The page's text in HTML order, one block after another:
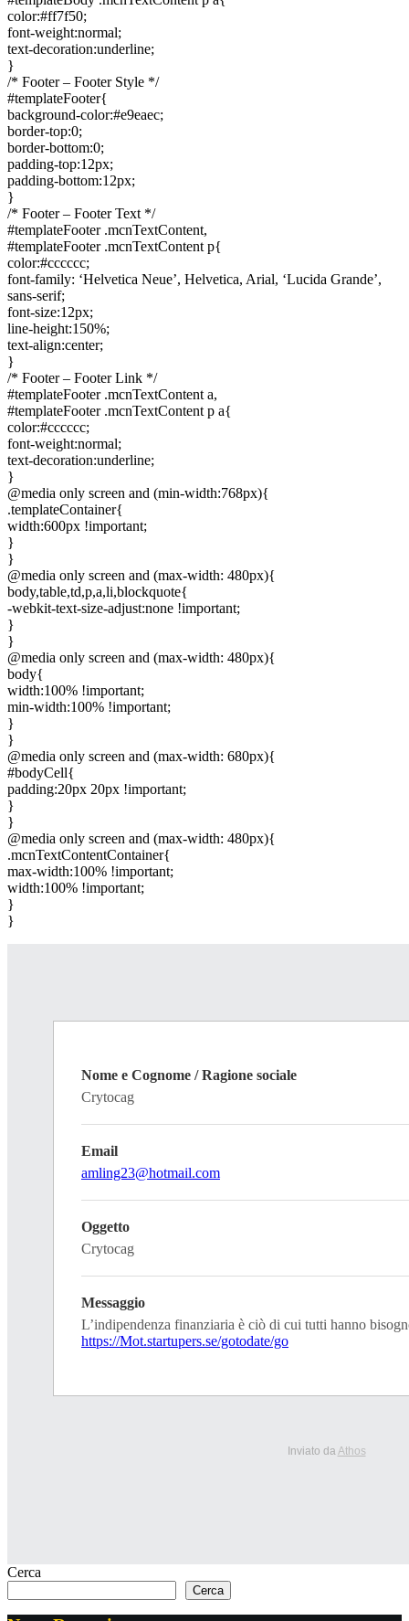
color:#ff7f50;
font-weight:normal;
text-decoration:underline;
}
/* Footer – Footer Style */
#templateFooter{
background-color:#e9eaec;
border-top:0;
border-bottom:0;
padding-top:12px;
padding-bottom:12px;
}
/* Footer – Footer Text */
#templateFooter .mcnTextContent,
#templateFooter .mcnTextContent p{
color:#cccccc;
font-family: ‘Helvetica Neue’, Helvetica, Arial, ‘Lucida Grande’,
sans-serif;
font-size:12px;
line-height:150%;
text-align:center;
}
/* Footer – Footer Link */
#templateFooter .mcnTextContent a,
#templateFooter .mcnTextContent p a{
color:#cccccc;
font-weight:normal;
text-decoration:underline;
}
@media only screen and (min-width:768px){
.templateContainer{
width:600px !important;
}
}
@media only screen and (max-width: 480px){
body,table,td,p,a,li,blockquote{
-webkit-text-size-adjust:none !important;
}
}
@media only screen and (max-width: 480px){
body{
width:100% !important;
min-width:100% !important;
}
}
@media only screen and (max-width: 680px){
#bodyCell{
padding:20px 20px !important;
}
}
@media only screen and (max-width: 480px){
.mcnTextContentContainer{
max-width:100% !important;
width:100% !important;
}
}
Nome e Cognome / Ragione sociale
Crytocag
Email
amling23@hotmail.com
Oggetto
Crytocag
Messaggio
L’indipendenza finanziaria è ciò di cui tutti hanno
https://Mot.startupers.se/gotodate/go
Inviato daAthos
Cerca
Cerca